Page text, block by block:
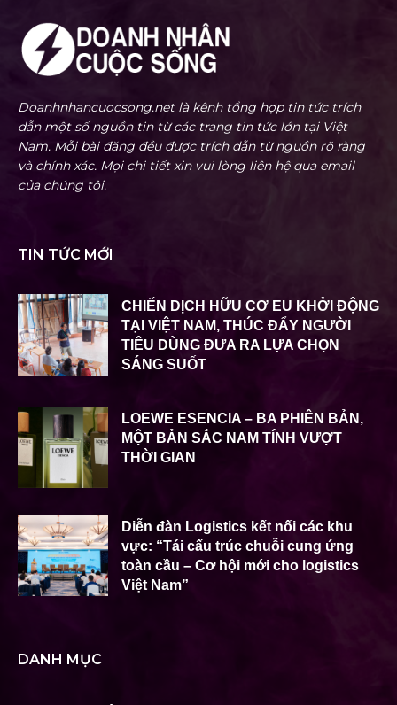
Doanhnhancuocsong.net là kênh tổng hợp tin tức trích
dẫn một số nguồn tin từ các trang tin tức lớn tại Việt
Nam. Mỗi bài đăng đều được trích dẫn từ nguồn rõ ràng
và chính xác. Mọi chi tiết xin vui lòng liên hệ qua email
của chúng tôi.
TIN TỨC MỚI
CHIẾN DỊCH HỮU CƠ EU KHỞI ĐỘNG
TẠI VIỆT NAM, THÚC ĐẨY NGƯỜI
TIÊU DÙNG ĐƯA RA LỰA CHỌN
SÁNG SUỐT
LOEWE ESENCIA – BA PHIÊN BẢN,
MỘT BẢN SẮC NAM TÍNH VƯỢT
THỜI GIAN
Diễn đàn Logistics kết nối các khu
vực: “Tái cấu trúc chuỗi cung ứng
toàn cầu – Cơ hội mới cho logistics
Việt Nam”
DANH MỤC